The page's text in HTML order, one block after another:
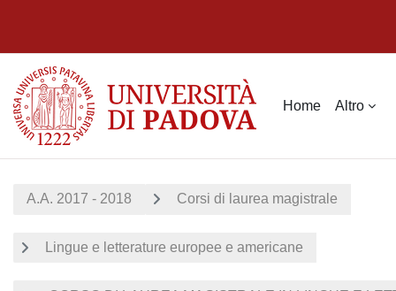
Home Altro
A.A. 2017 - 2018 Corsi di laurea magistrale
Lingue e letterature europee e americane